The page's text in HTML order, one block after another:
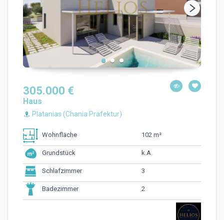
305.000 €
Haus
Platanias (Chania Präfektur)
Wohnfläche 102 m²
Grundstück k.A.
Schlafzimmer 3
Badezimmer 2